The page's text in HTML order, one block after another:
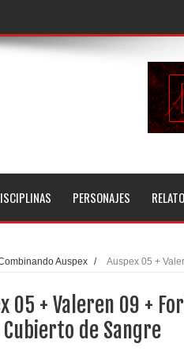
PERSONAJES
Auspex /
Auspex 05 +
05 + Valeren 09 +
de Sangre